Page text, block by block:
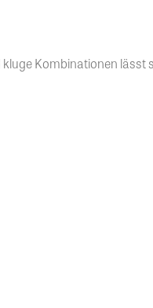
Kombinationen lässt